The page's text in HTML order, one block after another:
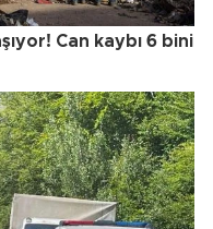
Can kaybı 6 bini